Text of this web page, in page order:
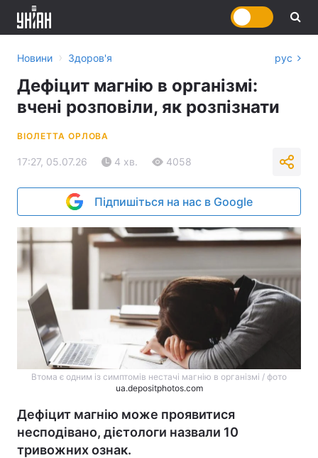
Новини › Здоров'я рус
Дефіцит магнію в організмі:
вчені розповіли, як розпізнати
ВІОЛЕТТА ОРЛОВА
17:27, 05.07.26 4 хв. 4058
Підпишіться на нас в Google
Втома є одним із симптомів нестачі магнію в організмі / фото
ua.depositphotos.com
Дефіцит магнію може проявитися
несподівано, дієтологи назвали 10
тривожних ознак.